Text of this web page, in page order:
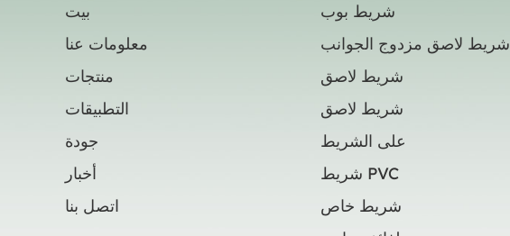
بيت
معلومات عنا
منتجات
التطبيقات
جودة
أخبار
اتصل بنا
شريط بوب
شريط لاصق مزدوج الجوانب
شريط لاصق
شريط لاصق
على الشريط
شريط PVC
شريط خاص